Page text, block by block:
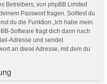
Betreibers, von phpBB Limited
Passwort fragen. Solltest du
du die Funktion „Ich habe mein
Software fragt dich dann nach
Adresse und sendet
an diese Adresse, mit dem du